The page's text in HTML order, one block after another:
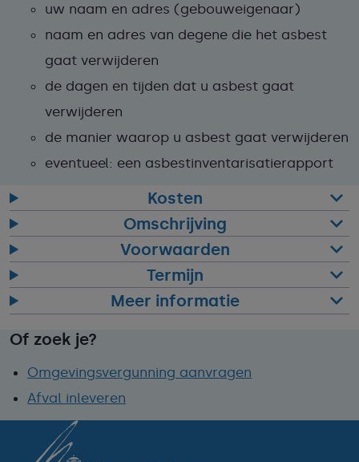
uw naam en adres (gebouweigenaar)
naam en adres van degene die het asbest
gaat verwijderen
de dagen en tijden dat u asbest gaat
verwijderen
de manier waarop u asbest gaat verwijderen
eventueel: een asbestinventarisatierapport
Kosten
Omschrijving
Voorwaarden
Termijn
Meer informatie
Of zoek je?
Omgevingsvergunning aanvragen
Afval inleveren